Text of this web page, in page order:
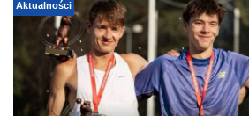
Aktualności